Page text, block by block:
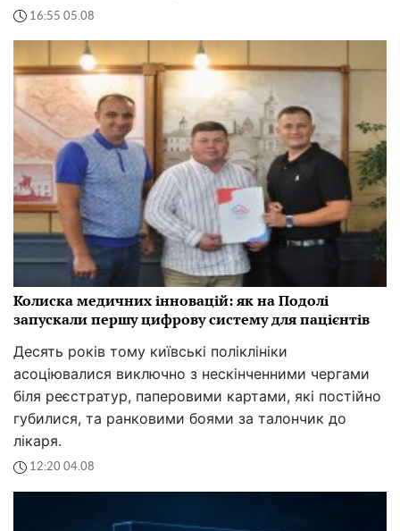
16:55 05.08
Колиска медичних інновацій: як на Подолі
запускали першу цифрову систему для пацієнтів
Десять років тому київські поліклініки
асоціювалися виключно з нескінченними чергами
біля реєстратур, паперовими картами, які постійно
губилися, та ранковими боями за талончик до
лікаря.
12:20 04.08